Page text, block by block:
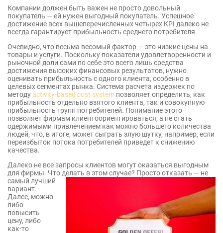
Компании должен быть важен не просто довольный
покупатель — ей нужен выгодный покупатель. Успешное
достижение всех вышеперечисленных четырех KPI далеко не
всегда гарантирует прибыльность среднего потребителя.
Очевидно, что весьма весомый фактор — это низкие цены на
товары и услуги. Поскольку показатели удовлетворенности и
рыночной доли сами по себе это всего лишь средства
достижения высоких финансовых результатов, нужно
оценивать прибыльность с одного клиента, особенно в
целевых сегментах рынка. Система расчета издержек по
методуactivity-based cost system позволяет определить, как
прибыльность отдельно взятого клиента, так и совокупную
прибыльность групп потребителей. Понимание этого
позволяет фирмам клиентоориентироваться, а не стать
одержимыми привлечением как можно большего количества
людей, что, в итоге, может сыграть злую шутку, например, если
переизбыток потока потребителей приведет к снижению
качества.
Далеко не все запросы клиентов могут оказаться выгодным
для фирмы. Что делать в этом случае? Просто отказать — не
самый лучший
вариант.
Далее, можно
либо
повысить
цену, либо
как-то